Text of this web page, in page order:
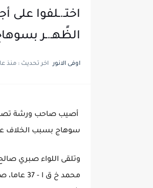
اختـ.ـلفوا
الظًهـ.ـر
اوفى الانور اخر تحديث : منذ
أصيب صاحب ورشة
سوهاج بسبب الخلاف
وتلقى اللواء صبري
محمد خ